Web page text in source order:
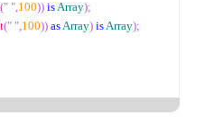
(" ",100)) isArray);
(" ",100)) asArray) isArray);